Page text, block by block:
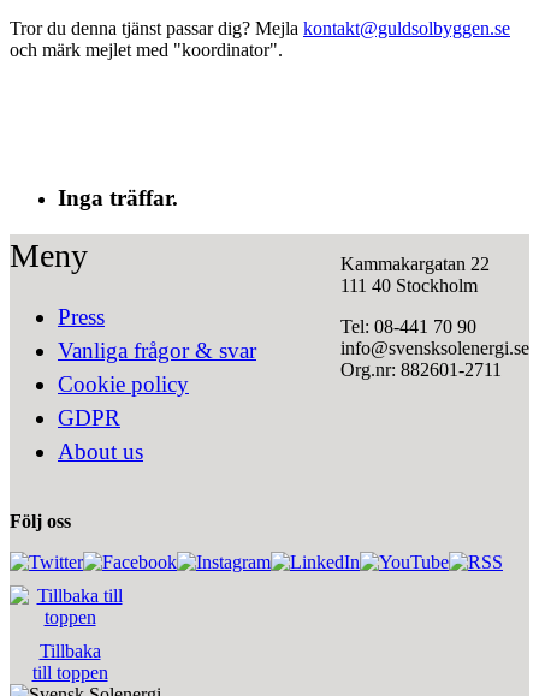
Tror du denna tjänst passar dig? Mejla kontakt@guldsolbyggen.se
och märk mejlet med "koordinator".
Inga träffar.
Meny
Press
Vanliga frågor & svar
Cookie policy
GDPR
About us
Kammakargatan 22
111 40 Stockholm
Tel: 08-441 70 90
info@svensksolenergi.se
Org.nr: 882601-2711
Följ oss
Tillbaka
till toppen